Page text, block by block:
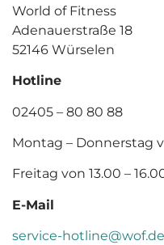
World of Fitness
Adenauerstraße 18
52146 Würselen
Hotline
02405 – 80 80 88
Montag – Donnerstag
Freitag von 13.00 –
E-Mail
service-hotline@wof.de